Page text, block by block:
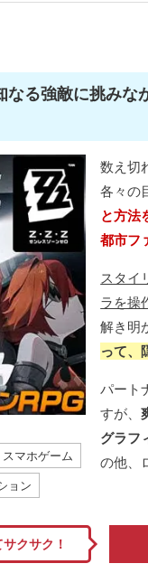
る強敵に挑み
スマホゲーム
ョン
数え切
各々の
と方法
都市フ
スタイ
ラを操
解き明
って、
パート
すが、
グラフ
の他、
クサク！